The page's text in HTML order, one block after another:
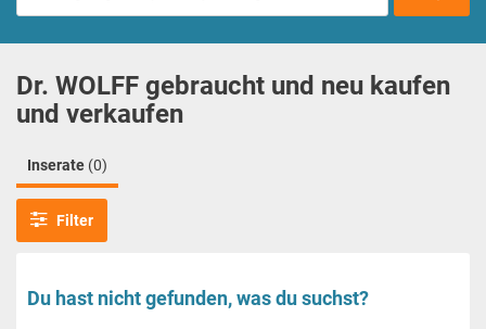
Dr. WOLFF gebraucht und neu kaufen
und verkaufen
Inserate (0)
Filter
Du hast nicht gefunden, was du suchst?